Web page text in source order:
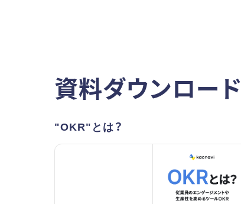
資料ダウンロード
"OKR"とは？